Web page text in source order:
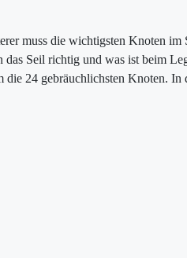
muss die wichtigsten Knoten
Seil richtig und was ist beim
24 gebräuchlichsten Knoten. In